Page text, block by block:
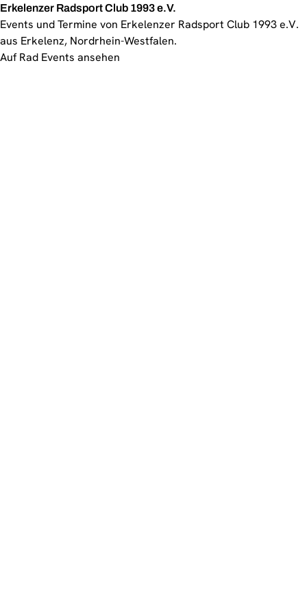
Erkelenzer Radsport Club 1993 e.V.
Events und Termine von Erkelenzer Radsport Club 1993 e.V.
aus Erkelenz, Nordrhein-Westfalen.
Auf Rad Events ansehen